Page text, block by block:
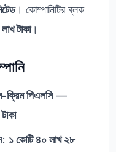
। কোম্পানিটির ব্লক
টাকা।
পিএলসি—
১ কোটি ৪০ লাখ ২৮